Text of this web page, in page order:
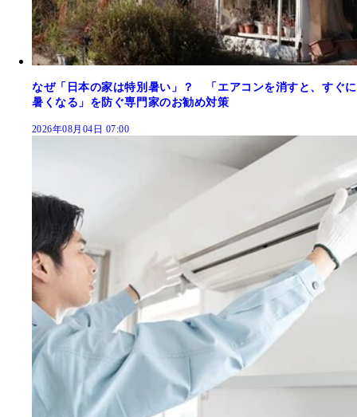
なぜ「日本の家は特別暑い」？ 「エアコンを消すと、すぐに
暑くなる」を防ぐ専門家のお勧め対策
2026年08月04日 07:00